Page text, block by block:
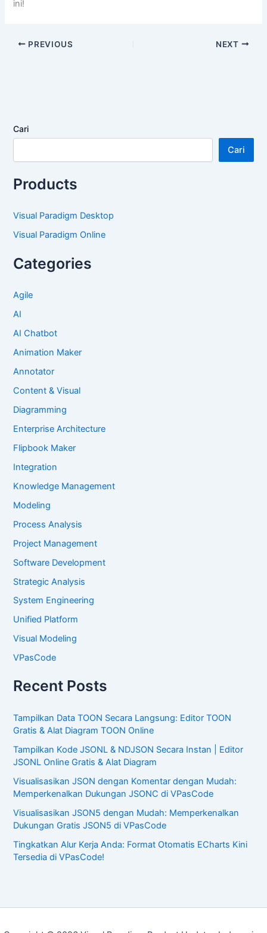
ini!
PREVIOUS NEXT
Cari
Cari
Products
Visual Paradigm Desktop
Visual Paradigm Online
Categories
Agile
AI
AI Chatbot
Animation Maker
Annotator
Content & Visual
Diagramming
Enterprise Architecture
Flipbook Maker
Integration
Knowledge Management
Modeling
Process Analysis
Project Management
Software Development
Strategic Analysis
System Engineering
Unified Platform
Visual Modeling
VPasCode
Recent Posts
Tampilkan Data TOON Secara Langsung: Editor TOON
Gratis & Alat Diagram TOON Online
Tampilkan Kode JSONL & NDJSON Secara Instan | Editor
JSONL Online Gratis & Alat Diagram
Visualisasikan JSON dengan Komentar dengan Mudah:
Memperkenalkan Dukungan JSONC di VPasCode
Visualisasikan JSON5 dengan Mudah: Memperkenalkan
Dukungan Gratis JSON5 di VPasCode
Tingkatkan Alur Kerja Anda: Format Otomatis ECharts Kini
Tersedia di VPasCode!